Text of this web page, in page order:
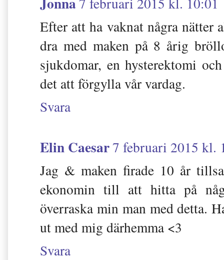
Efter att ha vaknat några nätter
dra med maken på 8 årig
sjukdomar, en hysterektomi
det att förgylla vår vardag.
Svara
Elin Caesar7 februari 2015 kl.
Jag & maken firade 10 år
ekonomin till att hitta på
överraska min man med detta.
ut med mig därhemma <3
Svara